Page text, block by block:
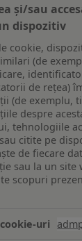
și/sau
dispozitiv
cookie,
(de
de rețea)
(de exemplu,
despre
tehnologiile
citite pe
de fiecare
sau la un site
scopuri